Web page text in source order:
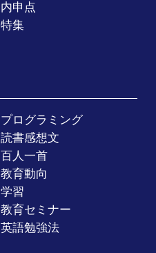
内申点
特集
プログラミング
読書感想文
百人一首
教育動向
学習
教育セミナー
英語勉強法